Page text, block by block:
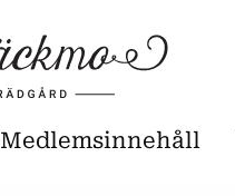
Medlemsinnehåll